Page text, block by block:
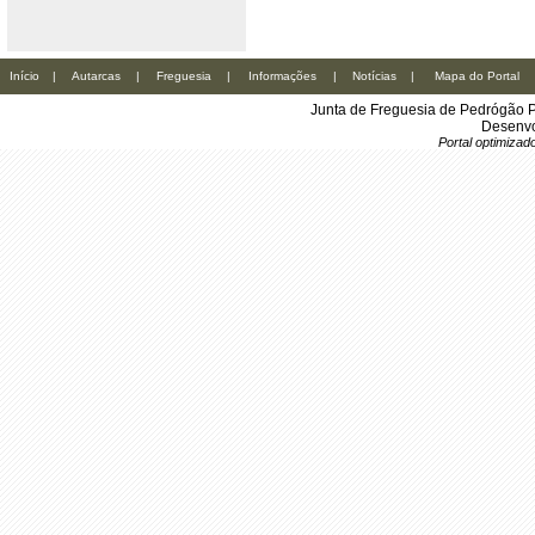
Início | Autarcas | Freguesia | Informações | Notícias | Mapa do Portal
Junta de Freguesia de Pedrógão
Portal